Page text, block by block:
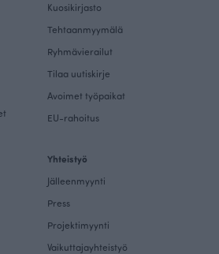
Kuosikirjasto
Tehtaanmyymälä
Ryhmävierailut
Tilaa uutiskirje
Avoimet työpaikat
EU-rahoitus
Yhteistyö
Jälleenmyynti
Press
Projektimyynti
Vaikuttajayhteistyö